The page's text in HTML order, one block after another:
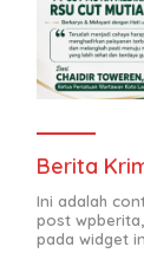
Berita
Ini adalah
post
pada widget